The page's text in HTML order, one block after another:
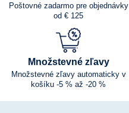
Poštovné zadarmo pre objednávky
od € 125
Množstevné zľavy
Množstevné zľavy automaticky v
košíku -5 % až -20 %